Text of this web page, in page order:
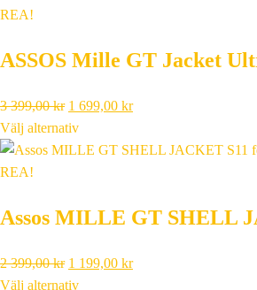
REA!
ASSOS Mille GT Jacket
3 399,00kr Det
ursprungliga
priset
399,00 kr.
1 699,00 krDet
priset
699,00 kr.
Välj alternativ
REA!
Assos MILLE GT SHELL
2 399,00kr Det
ursprungliga
1 199,00 krDet
Välj alternativ